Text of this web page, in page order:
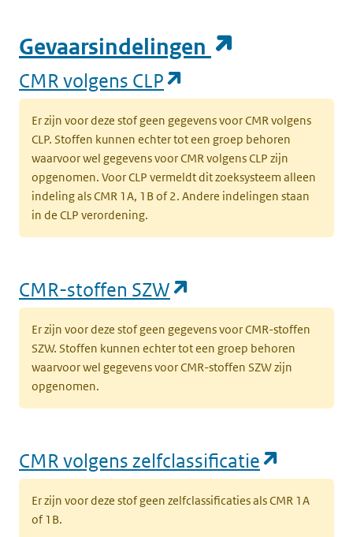
Gevaarsindelingen
CMR volgens CLP
Er zijn voor deze stof geen gegevens voor CMR volgens
CLP. Stoffen kunnen echter tot een groep behoren
waarvoor wel gegevens voor CMR volgens CLP zijn
opgenomen. Voor CLP vermeldt dit zoeksysteem alleen
indeling als CMR 1A, 1B of 2. Andere indelingen staan
in de CLP verordening.
CMR-stoffen SZW
Er zijn voor deze stof geen gegevens voor CMR-stoffen
SZW. Stoffen kunnen echter tot een groep behoren
waarvoor wel gegevens voor CMR-stoffen SZW zijn
opgenomen.
CMR volgens zelfclassificatie
Er zijn voor deze stof geen zelfclassificaties als CMR 1A
of 1B.